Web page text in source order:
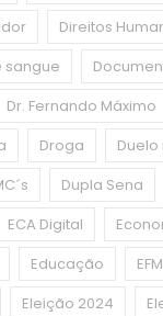
Direitos
sangue
Dr. Fernando Máximo
Droga
Duelo
Dupla Sena
ECA Digital
Educação
Eleição 2024